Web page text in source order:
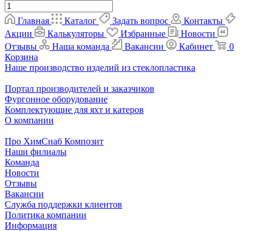
Главная Каталог Задать вопрос
Контакты
Акции
Калькуляторы Избранные
Новости
Отзывы
Наша команда Вакансии Кабинет
0
Корзина
Наше производство изделий из стеклопластика
Портал производителей и заказчиков
Фургонное оборудование
Комплектующие для яхт и катеров
О компании
Про ХимСнаб Композит
Наши филиалы
Команда
Новости
Отзывы
Вакансии
Служба поддержки клиентов
Политика компании
Информация